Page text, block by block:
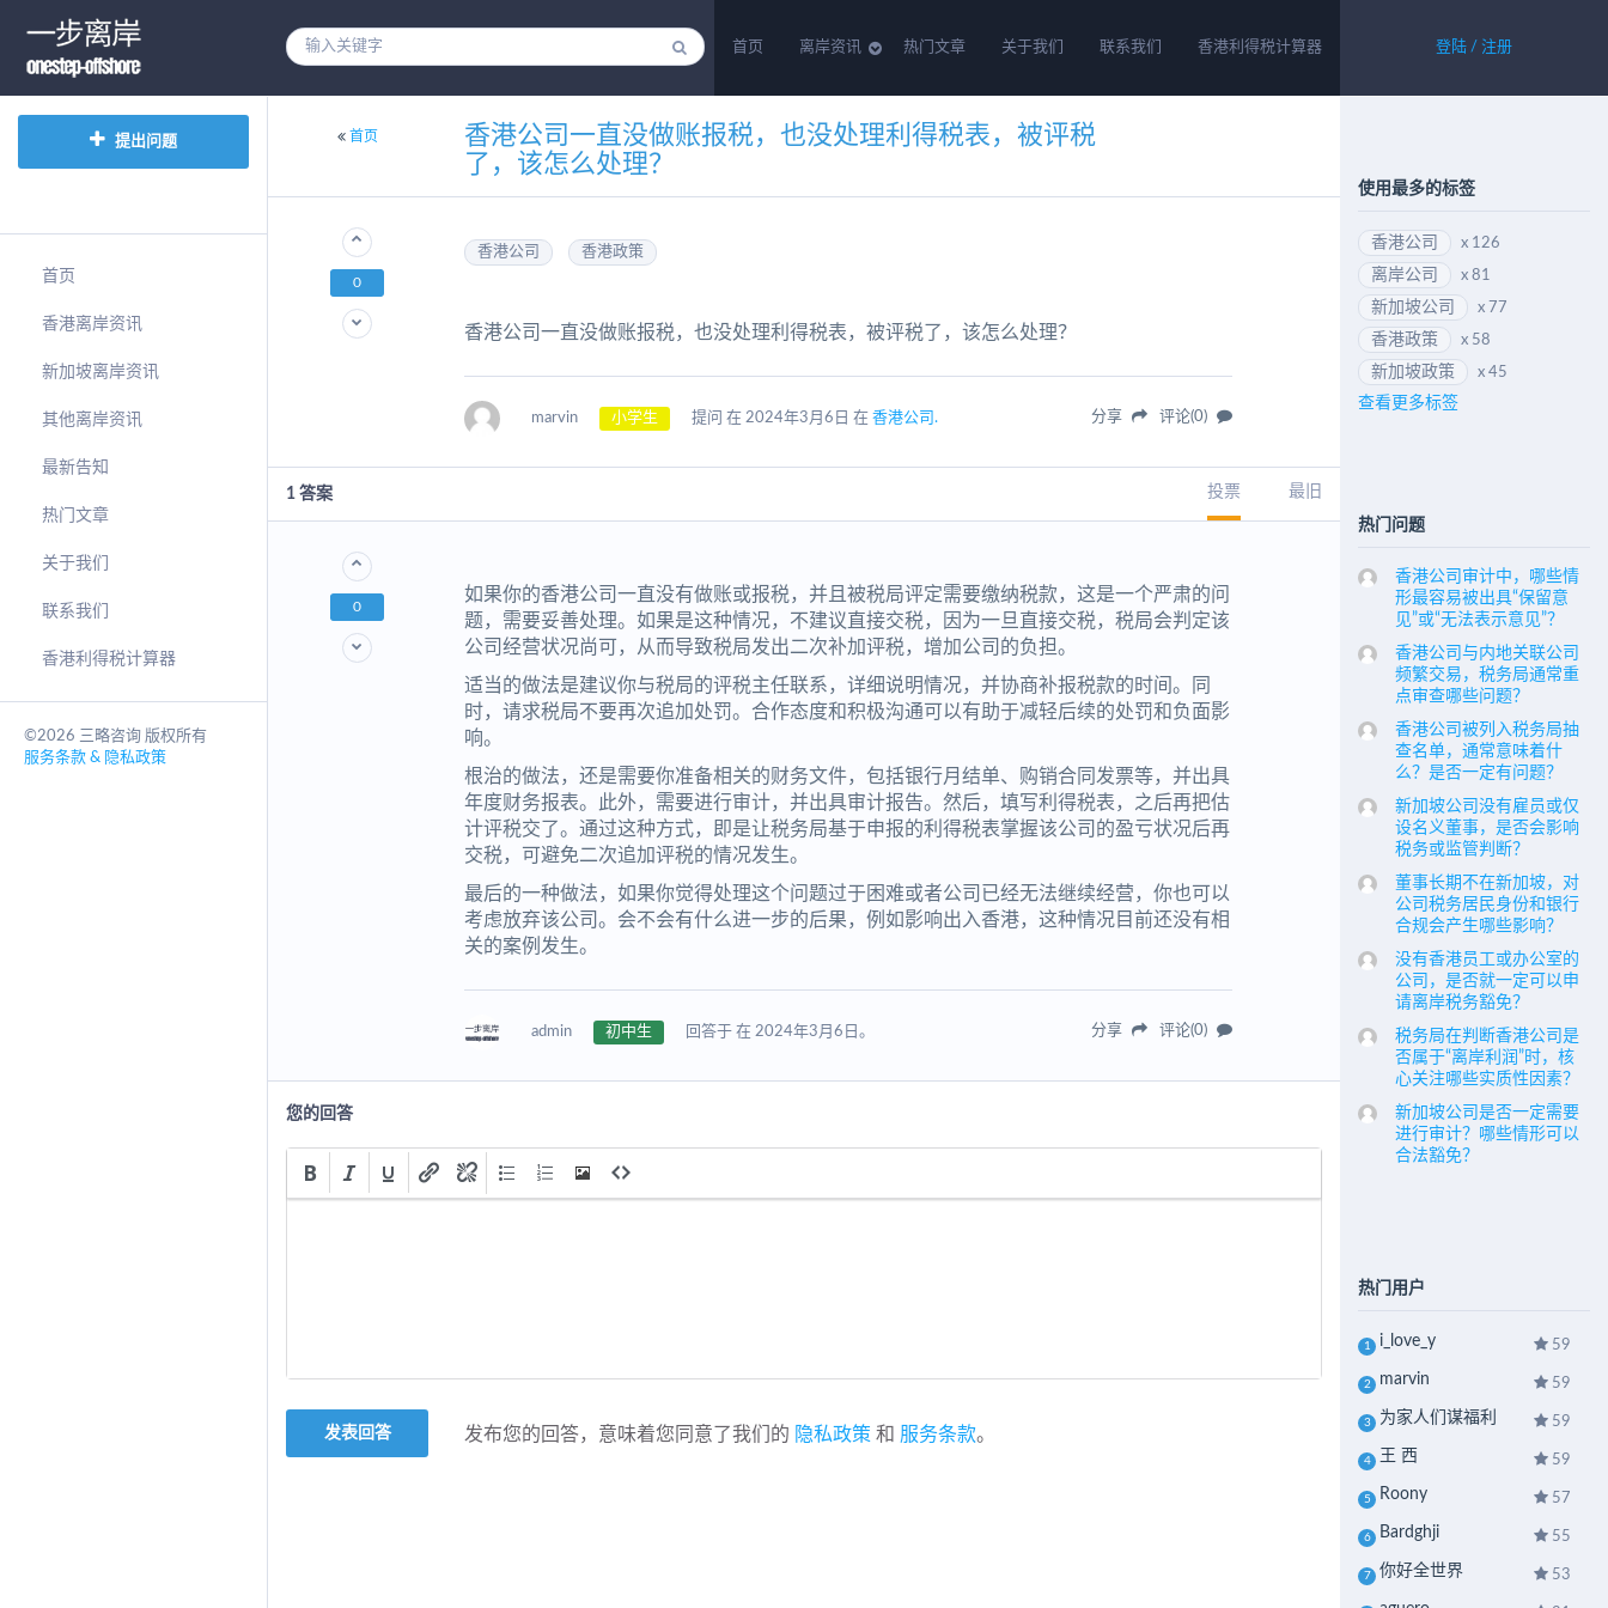
首页 离岸资讯 热门文章 关于我们 联系我们 香港利得税计算器 登陆 / 注册
提出问题
首页
香港离岸资讯
新加坡离岸资讯
其他离岸资讯
最新告知
热门文章
关于我们
联系我们
香港利得税计算器
©2026 三略咨询 版权所有
服务条款 & 隐私政策
首页
香港公司一直没做账报税，也没处理利得税表，被评税
了，该怎么处理？
0
香港公司 香港政策
香港公司一直没做账报税，也没处理利得税表，被评税了，该怎么处理？
marvin 小学生 提问 在 2024年3月6日 在 香港公司. 分享 评论(0)
1 答案 投票 最旧
0
如果你的香港公司一直没有做账或报税，并且被税局评定需要缴纳税款，这是一个严肃的问
题，需要妥善处理。如果是这种情况，不建议直接交税，因为一旦直接交税，税局会判定该
公司经营状况尚可，从而导致税局发出二次补加评税，增加公司的负担。
适当的做法是建议你与税局的评税主任联系，详细说明情况，并协商补报税款的时间。同
时，请求税局不要再次追加处罚。合作态度和积极沟通可以有助于减轻后续的处罚和负面影
响。
根治的做法，还是需要你准备相关的财务文件，包括银行月结单、购销合同发票等，并出具
年度财务报表。此外，需要进行审计，并出具审计报告。然后，填写利得税表，之后再把估
计评税交了。通过这种方式，即是让税务局基于申报的利得税表掌握该公司的盈亏状况后再
交税，可避免二次追加评税的情况发生。
最后的一种做法，如果你觉得处理这个问题过于困难或者公司已经无法继续经营，你也可以
考虑放弃该公司。会不会有什么进一步的后果，例如影响出入香港，这种情况目前还没有相
关的案例发生。
admin 初中生 回答于 在 2024年3月6日。 分享 评论(0)
您的回答
发表回答 发布您的回答，意味着您同意了我们的 隐私政策 和 服务条款。
使用最多的标签
香港公司 x 126
离岸公司 x 81
新加坡公司 x 77
香港政策 x 58
新加坡政策 x 45
查看更多标签
热门问题
香港公司审计中，哪些情
形最容易被出具“保留意
见”或“无法表示意见”？
香港公司与内地关联公司
频繁交易，税务局通常重
点审查哪些问题？
香港公司被列入税务局抽
查名单，通常意味着什
么？是否一定有问题？
新加坡公司没有雇员或仅
设名义董事，是否会影响
税务或监管判断？
董事长期不在新加坡，对
公司税务居民身份和银行
合规会产生哪些影响？
没有香港员工或办公室的
公司，是否就一定可以申
请离岸税务豁免？
税务局在判断香港公司是
否属于“离岸利润”时，核
心关注哪些实质性因素？
新加坡公司是否一定需要
进行审计？哪些情形可以
合法豁免？
热门用户
1 i_love_y 59
2 marvin 59
3 为家人们谋福利 59
4 王 西 59
5 Roony 57
6 Bardghji 55
7 你好全世界 53